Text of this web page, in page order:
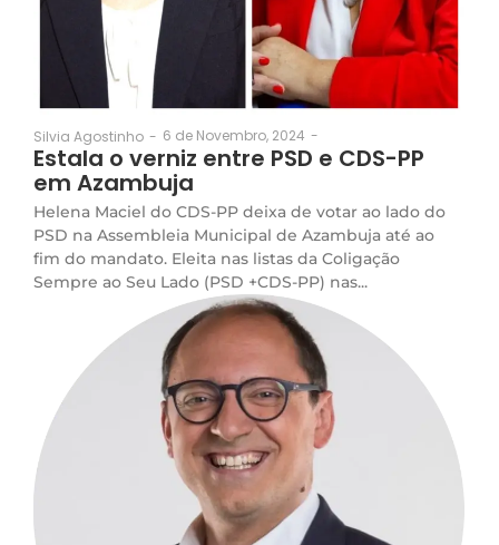
Silvia Agostinho - 6 de Novembro, 2024 -
Estala o verniz entre PSD e CDS-PP
em Azambuja
Helena Maciel do CDS-PP deixa de votar ao lado do
PSD na Assembleia Municipal de Azambuja até ao
fim do mandato. Eleita nas listas da Coligação
Sempre ao Seu Lado (PSD +CDS-PP) nas...